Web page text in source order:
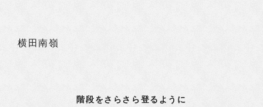
横田南嶺
階段をさらさら登るように